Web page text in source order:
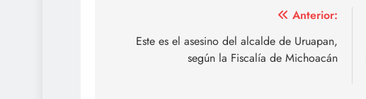
Anterior:
Este es el asesino del alcalde de Uruapan,
según la Fiscalía de Michoacán